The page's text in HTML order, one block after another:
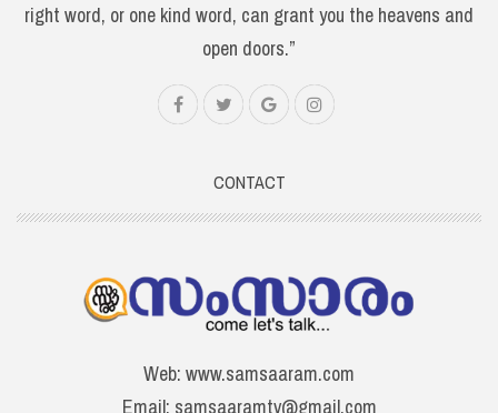
right word, or one kind word, can grant you the heavens and
open doors.”
CONTACT
Web: www.samsaaram.com
Email: samsaaramtv@gmail.com